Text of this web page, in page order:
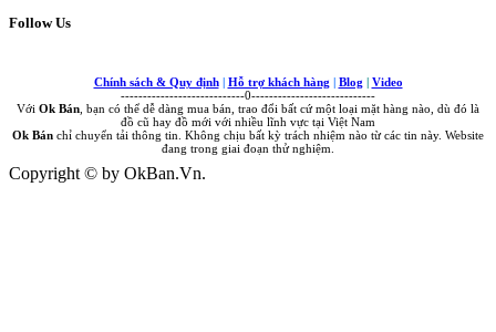
Follow Us
Chính sách & Quy định | Hỗ trợ khách hàng | Blog | Video
----------------------------0----------------------------
Với Ok Bán , bạn có thể dễ dàng mua bán, trao đổi bất cứ một loại mặt hàng nào, dù đó là
đồ cũ hay đồ mới với nhiều lĩnh vực tại Việt Nam
Ok Bán chỉ chuyển tải thông tin. Không chịu bất kỳ trách nhiệm nào từ các tin này. Website
đang trong giai đoạn thử nghiệm.
Copyright © by OkBan.Vn.